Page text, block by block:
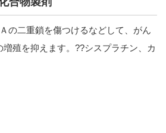
の二重鎖を傷つけるなどして、がん
増殖を抑えます。??シスプラチン、カ